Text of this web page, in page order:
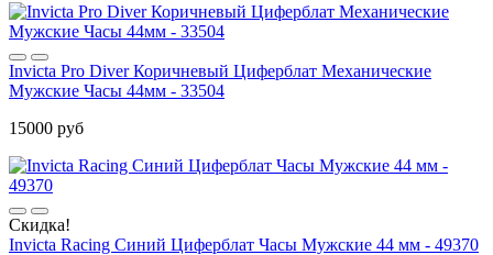
Invicta Pro Diver Коричневый Циферблат Механические
Мужские Часы 44мм - 33504
15000 руб
Скидка!
Invicta Racing Синий Циферблат Часы Мужские 44 мм - 49370